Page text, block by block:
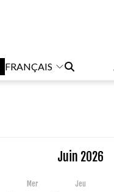
FRANÇAIS
Juin 2026
Mer Jeu